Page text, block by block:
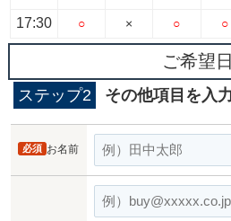
17:30
○
×
○
○
ご希望
ステップ2 その他項目を入
お名前
必須